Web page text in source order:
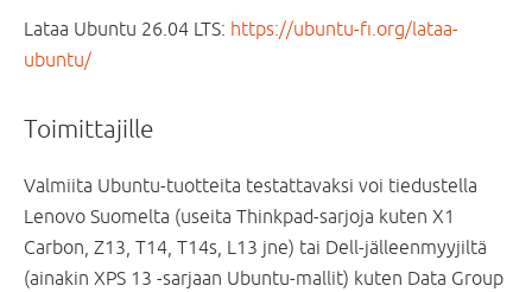
Lataa Ubuntu 26.04 LTS: https://ubuntu-fi.org/lataa-
ubuntu/
Toimittajille
Valmiita Ubuntu-tuotteita testattavaksi voi tiedustella
Lenovo Suomelta (useita Thinkpad-sarjoja kuten X1
Carbon, Z13, T14, T14s, L13 jne) tai Dell-jälleenmyyjiltä
(ainakin XPS 13 -sarjaan Ubuntu-mallit) kuten Data Group